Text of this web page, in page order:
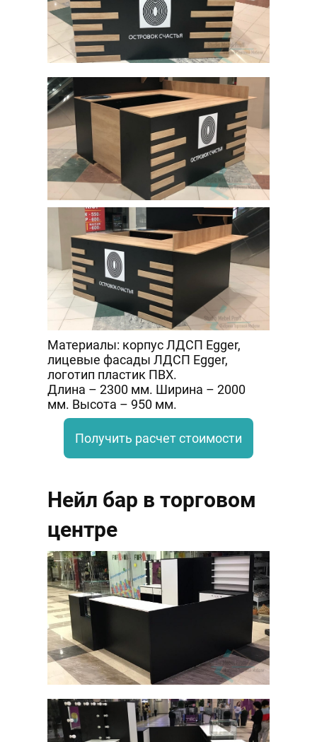
Материалы: корпус ЛДСП Egger,
лицевые фасады ЛДСП Egger,
логотип пластик ПВХ.
Длина – 2300 мм. Ширина – 2000
мм. Высота – 950 мм.
Получить расчет стоимости
Нейл бар в торговом
центре